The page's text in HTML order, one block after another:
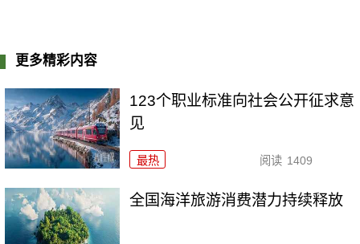
更多精彩内容
123个职业标准向社会公开征求意
见
最热 阅读 1409
全国海洋旅游消费潜力持续释放